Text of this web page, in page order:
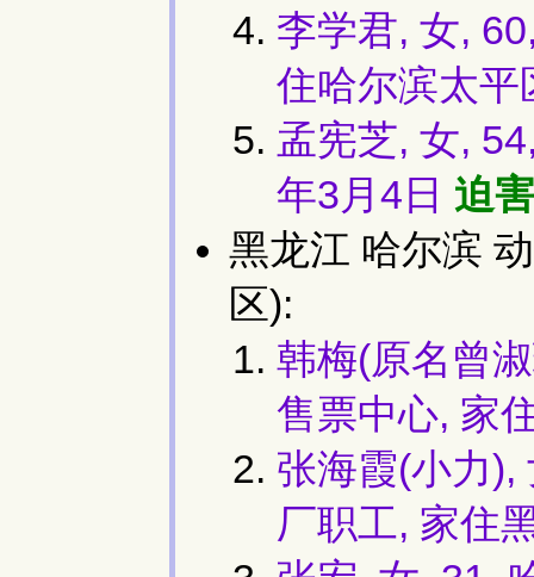
李学君, 女,
住哈尔滨太
孟宪芝, 女,
年3月4日 迫
黑龙江 哈尔滨
区):
韩梅(原名曾
售票中心, 家
张海霞(小力),
厂职工, 家住